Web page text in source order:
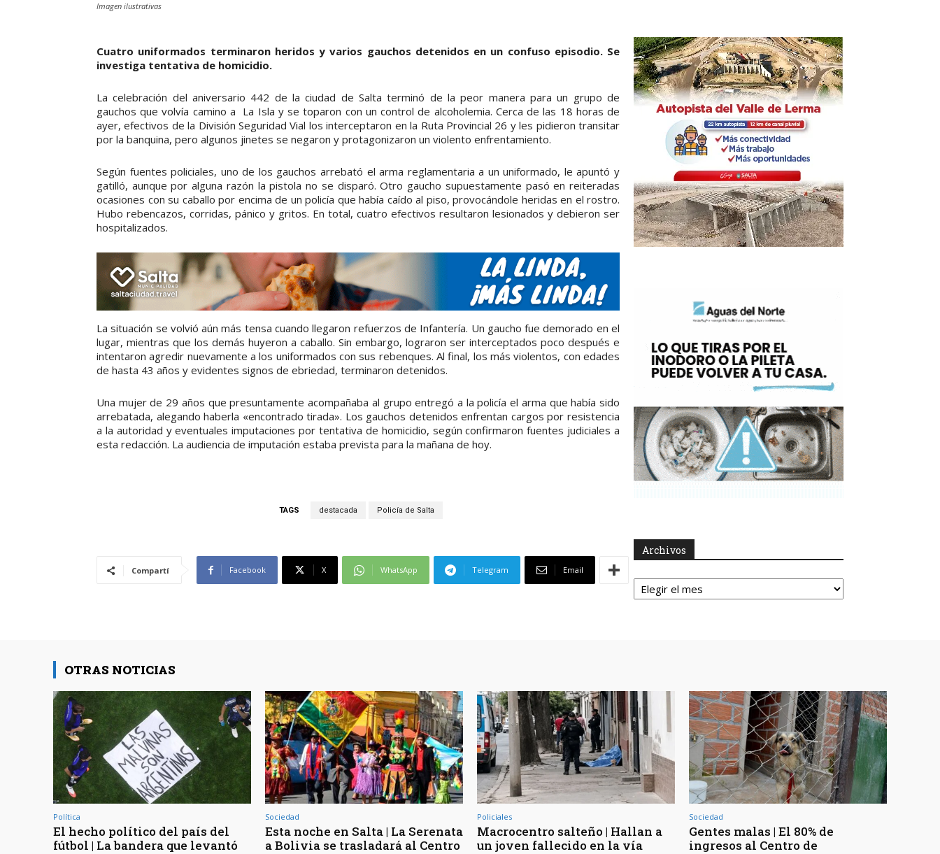
Imagen ilustrativas
Cuatro uniformados terminaron heridos y varios gauchos detenidos en un confuso episodio. Se
investiga tentativa de homicidio.
La celebración del aniversario 442 de la ciudad de Salta terminó de la peor manera para un grupo de
gauchos que volvía camino a La Isla y se toparon con un control de alcoholemia. Cerca de las 18 horas de
ayer, efectivos de la División Seguridad Vial los interceptaron en la Ruta Provincial 26 y les pidieron transitar
por la banquina, pero algunos jinetes se negaron y protagonizaron un violento enfrentamiento.
Según fuentes policiales, uno de los gauchos arrebató el arma reglamentaria a un uniformado, le apuntó y
gatilló, aunque por alguna razón la pistola no se disparó. Otro gaucho supuestamente pasó en reiteradas
ocasiones con su caballo por encima de un policía que había caído al piso, provocándole heridas en el rostro.
Hubo rebencazos, corridas, pánico y gritos. En total, cuatro efectivos resultaron lesionados y debieron ser
hospitalizados.
La situación se volvió aún más tensa cuando llegaron refuerzos de Infantería. Un gaucho fue demorado en el
lugar, mientras que los demás huyeron a caballo. Sin embargo, lograron ser interceptados poco después e
intentaron agredir nuevamente a los uniformados con sus rebenques. Al final, los más violentos, con edades
de hasta 43 años y evidentes signos de ebriedad, terminaron detenidos.
Una mujer de 29 años que presuntamente acompañaba al grupo entregó a la policía el arma que había sido
arrebatada, alegando haberla «encontrado tirada». Los gauchos detenidos enfrentan cargos por resistencia
a la autoridad y eventuales imputaciones por tentativa de homicidio, según confirmaron fuentes judiciales a
esta redacción. La audiencia de imputación estaba prevista para la mañana de hoy.
TAGS destacada Policía de Salta
Compartí Facebook X WhatsApp Telegram Email
Archivos
Archivos
OTRAS NOTICIAS
Política
El hecho político del país del
fútbol | La bandera que levantó
Sociedad
Esta noche en Salta | La Serenata
a Bolivia se trasladará al Centro
Policiales
Macrocentro salteño | Hallan a
un joven fallecido en la vía
Sociedad
Gentes malas | El 80% de
ingresos al Centro de